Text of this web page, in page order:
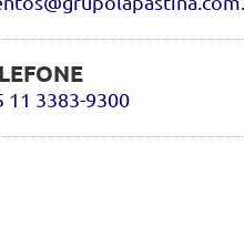
11 3383-9300